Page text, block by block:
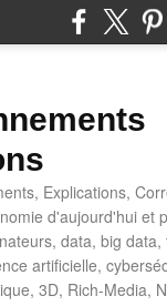
Explications,
d'aujourd'hui et
data, big data,
artificielle,
3D, Rich-Media,